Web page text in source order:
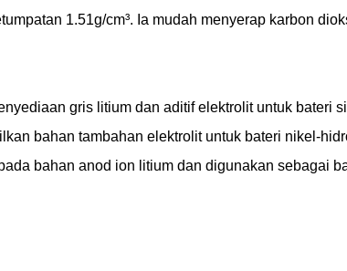
1.51g/cm³. Ia mudah menyerap karbon
gris litium dan aditif elektrolit untuk
bahan tambahan elektrolit untuk bateri nikel-
bahan anod ion litium dan digunakan sebagai